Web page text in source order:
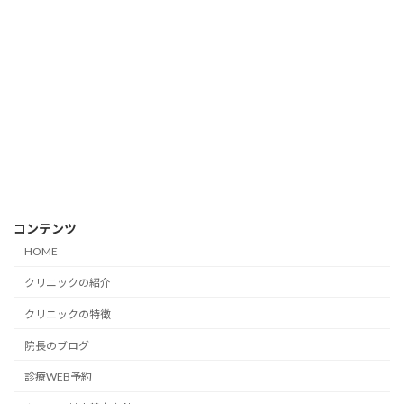
コンテンツ
HOME
クリニックの紹介
クリニックの特徴
院長のブログ
診療WEB予約